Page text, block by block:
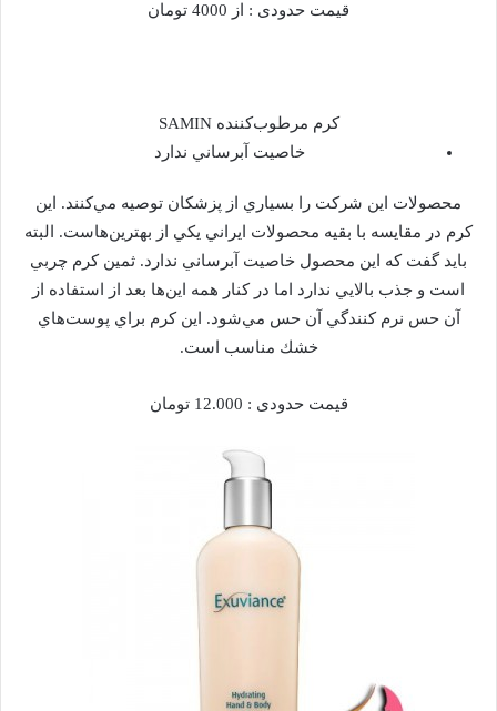
قيمت حدودی : از 4000 تومان
كرم مرطوب‌كننده SAMIN
خاصيت آبرساني ندارد
محصولات اين شركت را بسياري از پزشكان توصيه مي‌كنند. اين
كرم در مقايسه با بقيه محصولات ايراني يكي از بهترين‌هاست. البته
بايد گفت كه اين محصول خاصيت آبرساني ندارد. ثمين كرم چربي
است و جذب بالايي ندارد اما در كنار همه اين‌ها بعد از استفاده از
آن حس نرم كنندگي آن حس مي‌شود. اين كرم براي پوست‌هاي
خشك مناسب است.
قيمت حدودی : 12.000 تومان